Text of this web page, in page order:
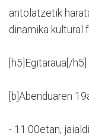
antolatzetik
dinamika kultural
[h5]Egitaraua[/h5]
[b]Abenduaren
- 11:00etan,